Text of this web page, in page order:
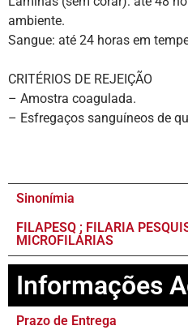
ambiente.
Sangue: até 24 horas em
CRITÉRIOS DE REJEIÇÃO
– Amostra coagulada.
– Esfregaços sanguíneos de
Sinonímia
FILAPESQ ; FILARIA
MICROFILÁRIAS
Informações
Prazo de Entrega